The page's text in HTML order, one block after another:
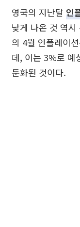
영국의 지난달 인
낮게 나온 것 역
의 4월 인플레이
데, 이는 3%로 예
둔화된 것이다.